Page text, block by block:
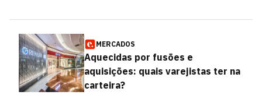
MERCADOS
Aquecidas por fusões e
aquisições: quais varejistas ter na
carteira?